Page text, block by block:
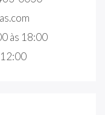
às 18:00